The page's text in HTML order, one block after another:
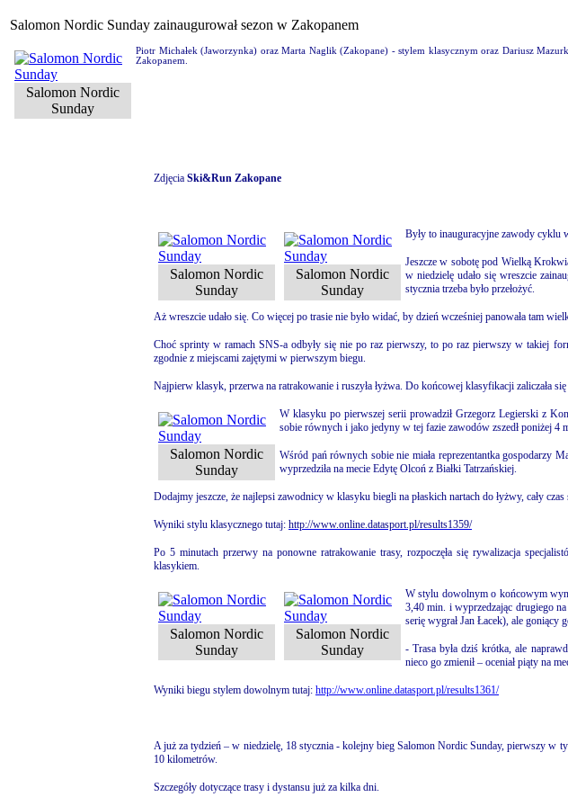
Salomon Nordic Sunday zainaugurował sezon w Zakopanem
Salomon Nordic
Sunday
Piotr Michałek (Jaworzynka) oraz Marta Naglik (Zakopane) - stylem klasycznym oraz Dariusz
Zakopanem.
Zdjęcia Ski&Run Zakopane
Salomon Nordic
Sunday
Salomon Nordic
Sunday
Były to inauguracyjne zawody cyklu
Jeszcze w sobotę pod Wielką
w niedzielę udało się wreszcie
stycznia trzeba było przełożyć.
Aż wreszcie udało się. Co więcej po trasie nie było widać, by dzień wcześniej panowała tam
Choć sprinty w ramach SNS-a odbyły się nie po raz pierwszy, to po raz pierwszy w takiej
zgodnie z miejscami zajętymi w pierwszym biegu.
Najpierw klasyk, przerwa na ratrakowanie i ruszyła łyżwa. Do końcowej klasyfikacji zaliczała
Salomon Nordic
Sunday
W klasyku po pierwszej serii prowadził Grzegorz Legierski z
sobie równych i jako jedyny w tej fazie zawodów zszedł poniżej 4
Wśród pań równych sobie nie miała reprezentantka gospodarzy
wyprzedziła na mecie Edytę Olcoń z Białki Tatrzańskiej.
Dodajmy jeszcze, że najlepsi zawodnicy w klasyku biegli na płaskich nartach do łyżwy, cały
Wyniki stylu klasycznego tutaj: http://www.online.datasport.pl/results1359/
Po 5 minutach przerwy na ponowne ratrakowanie trasy, rozpoczęła się rywalizacja
klasykiem.
Salomon Nordic
Sunday
Salomon Nordic
Sunday
W stylu dowolnym o końcowym
3,40 min. i wyprzedzając drugiego
serię wygrał Jan Łacek), ale goniący
- Trasa była dziś krótka, ale
nieco go zmienił – oceniał piąty na
Wyniki biegu stylem dowolnym tutaj: http://www.online.datasport.pl/results1361/
A już za tydzień – w niedzielę, 18 stycznia - kolejny bieg Salomon Nordic Sunday, pierwszy w
10 kilometrów.
Szczegóły dotyczące trasy i dystansu już za kilka dni.